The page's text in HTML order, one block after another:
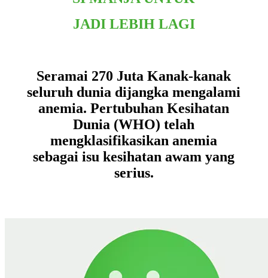
JADI LEBIH LAGI
Seramai 270 Juta Kanak-kanak
seluruh dunia dijangka mengalami
anemia. Pertubuhan Kesihatan
Dunia (WHO) telah
mengklasifikasikan anemia
sebagai isu kesihatan awam yang
serius.